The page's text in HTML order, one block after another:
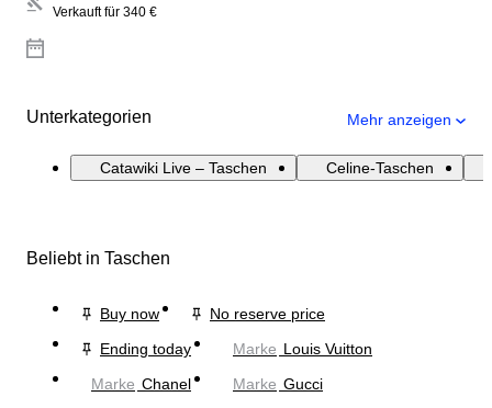
Verkauft für 340 €
Unterkategorien Mehr anzeigen
Catawiki Live – Taschen Celine-Taschen
Beliebt in Taschen
Buy now
No reserve price
Ending today
Marke Louis Vuitton
Marke Chanel Marke Gucci